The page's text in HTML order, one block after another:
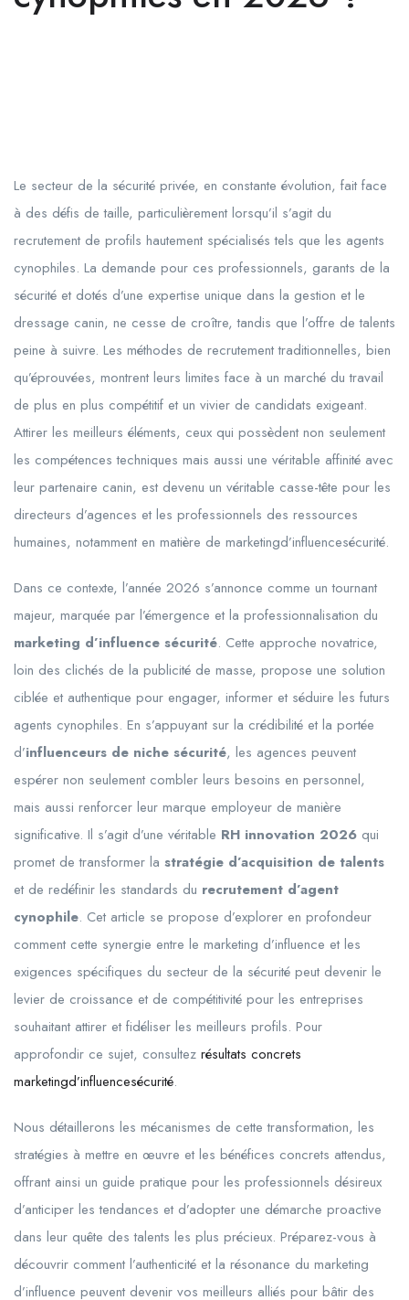
Le secteur de la sécurité privée, en constante évolution, fait face
à des défis de taille, particulièrement lorsqu’il s’agit du
recrutement de profils hautement spécialisés tels que les agents
cynophiles. La demande pour ces professionnels, garants de la
sécurité et dotés d’une expertise unique dans la gestion et le
dressage canin, ne cesse de croître, tandis que l’offre de talents
peine à suivre. Les méthodes de recrutement traditionnelles, bien
qu’éprouvées, montrent leurs limites face à un marché du travail
de plus en plus compétitif et un vivier de candidats exigeant.
Attirer les meilleurs éléments, ceux qui possèdent non seulement
les compétences techniques mais aussi une véritable affinité avec
leur partenaire canin, est devenu un véritable casse-tête pour les
directeurs d’agences et les professionnels des ressources
humaines, notamment en matière de marketingd’influencesécurité.
Dans ce contexte, l’année 2026 s’annonce comme un tournant
majeur, marquée par l’émergence et la professionnalisation du
marketing d’influence sécurité. Cette approche novatrice,
loin des clichés de la publicité de masse, propose une solution
ciblée et authentique pour engager, informer et séduire les futurs
agents cynophiles. En s’appuyant sur la crédibilité et la portée
d’influenceurs de niche sécurité, les agences peuvent
espérer non seulement combler leurs besoins en personnel,
mais aussi renforcer leur marque employeur de manière
significative. Il s’agit d’une véritable RH innovation 2026 qui
promet de transformer la stratégie d’acquisition de talents
et de redéfinir les standards du recrutement d’agent
cynophile. Cet article se propose d’explorer en profondeur
comment cette synergie entre le marketing d’influence et les
exigences spécifiques du secteur de la sécurité peut devenir le
levier de croissance et de compétitivité pour les entreprises
souhaitant attirer et fidéliser les meilleurs profils. Pour
approfondir ce sujet, consultez résultats concrets
marketingd’influencesécurité.
Nous détaillerons les mécanismes de cette transformation, les
stratégies à mettre en œuvre et les bénéfices concrets attendus,
offrant ainsi un guide pratique pour les professionnels désireux
d’anticiper les tendances et d’adopter une démarche proactive
dans leur quête des talents les plus précieux. Préparez-vous à
découvrir comment l’authenticité et la résonance du marketing
d’influence peuvent devenir vos meilleurs alliés pour bâtir des